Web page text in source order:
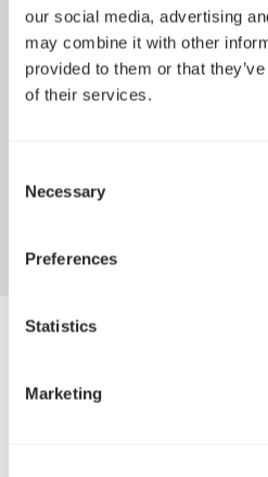
our social media, advertising
may combine it with other
provided to them or that
of their services.
Selection
Necessary
Preferences
Statistics
Marketing